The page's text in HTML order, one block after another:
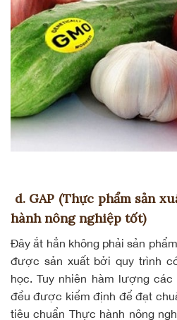
d. GAP (Thực phẩm sản
hành nông nghiệp tốt)
Đây ắt hẳn không phải sản
được sản xuất bởi quy trình
học. Tuy nhiên hàm lượng
đều được kiểm định để đạt
tiêu chuẩn Thực hành nông